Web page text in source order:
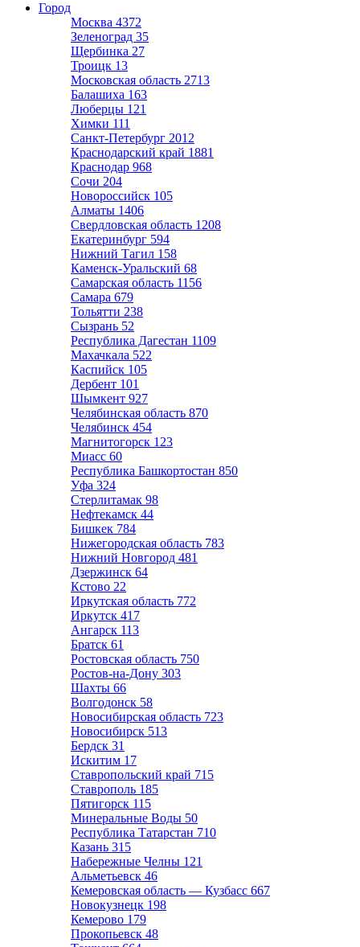
Город
Москва 4372
Зеленоград 35
Щербинка 27
Троицк 13
Московская область 2713
Балашиха 163
Люберцы 121
Химки 111
Санкт-Петербург 2012
Краснодарский край 1881
Краснодар 968
Сочи 204
Новороссийск 105
Алматы 1406
Свердловская область 1208
Екатеринбург 594
Нижний Тагил 158
Каменск-Уральский 68
Самарская область 1156
Самара 679
Тольятти 238
Сызрань 52
Республика Дагестан 1109
Махачкала 522
Каспийск 105
Дербент 101
Шымкент 927
Челябинская область 870
Челябинск 454
Магнитогорск 123
Миасс 60
Республика Башкортостан 850
Уфа 324
Стерлитамак 98
Нефтекамск 44
Бишкек 784
Нижегородская область 783
Нижний Новгород 481
Дзержинск 64
Кстово 22
Иркутская область 772
Иркутск 417
Ангарск 113
Братск 61
Ростовская область 750
Ростов-на-Дону 303
Шахты 66
Волгодонск 58
Новосибирская область 723
Новосибирск 513
Бердск 31
Искитим 17
Ставропольский край 715
Ставрополь 185
Пятигорск 115
Минеральные Воды 50
Республика Татарстан 710
Казань 315
Набережные Челны 121
Альметьевск 46
Кемеровская область — Кузбасс 667
Новокузнецк 198
Кемерово 179
Прокопьевск 48